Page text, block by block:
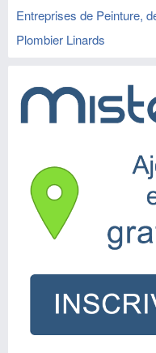
Entreprises de Peinture,
Plombier Linards